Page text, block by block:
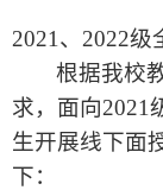
2021 、 2022级
根据我校
求，面向2021
生开展线下面
下：